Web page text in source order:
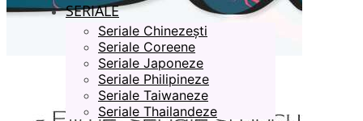
SERIALE
Seriale Chinezești
Seriale Coreene
Seriale Japoneze
Seriale Philipineze
Seriale Taiwaneze
Seriale Thailandeze